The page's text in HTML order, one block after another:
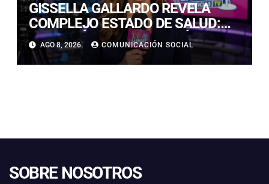
GISSELLA GALLARDO REVELA
COMPLEJO ESTADO DE SALUD:
“ME TENÍAN MAL HACE DÍAS”
AGO 8, 2026 COMUNICACIÓN SOCIAL
SOBRE NOSOTROS